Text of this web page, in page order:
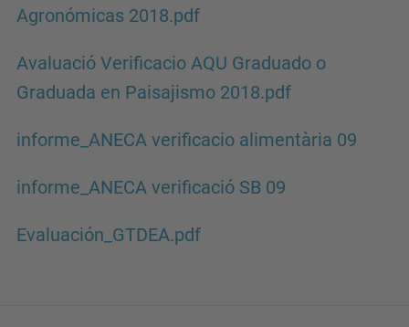
Agronómicas 2018.pdf
Avaluació Verificacio AQU Graduado o
Graduada en Paisajismo 2018.pdf
informe_ANECA verificacio alimentària 09
informe_ANECA verificació SB 09
Evaluación_GTDEA.pdf